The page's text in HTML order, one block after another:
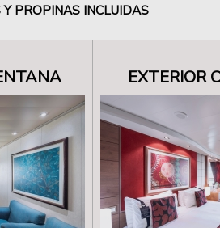
PROPINAS INCLUIDAS
EXTERIOR